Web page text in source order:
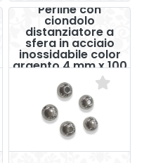
Perline con
ciondolo
distanziatore a
sfera in acciaio
inossidabile color
argento 4 mm x 100